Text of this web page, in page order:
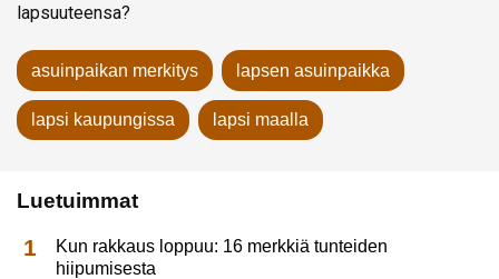
lapsuuteensa?
asuinpaikan merkitys lapsen asuinpaikka
lapsi kaupungissa lapsi maalla
Luetuimmat
Kun rakkaus loppuu: 16 merkkiä tunteiden
hiipumisesta